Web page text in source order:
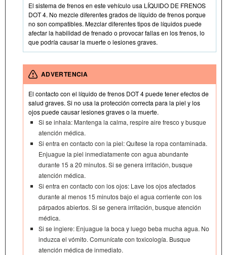
El sistema de frenos en este vehículo usa LÍQUIDO DE FRENOS
DOT 4. No mezcle diferentes grados de líquido de frenos porque
no son compatibles. Mezclar diferentes tipos de líquidos puede
afectar la habilidad de frenado o provocar fallas en los frenos, lo
que podría causar la muerte o lesiones graves.
ADVERTENCIA
El contacto con el líquido de frenos DOT 4 puede tener efectos de
salud graves. Si no usa la protección correcta para la piel y los
ojos puede causar lesiones graves o la muerte.
Si se inhala: Mantenga la calma, respire aire fresco y busque
atención médica.
Si entra en contacto con la piel: Quítese la ropa contaminada.
Enjuague la piel inmediatamente con agua abundante
durante 15 a 20 minutos. Si se genera irritación, busque
atención médica.
Si entra en contacto con los ojos: Lave los ojos afectados
durante al menos 15 minutos bajo el agua corriente con los
párpados abiertos. Si se genera irritación, busque atención
médica.
Si se ingiere: Enjuague la boca y luego beba mucha agua. No
induzca el vómito. Comunícate con toxicología. Busque
atención médica de inmediato.